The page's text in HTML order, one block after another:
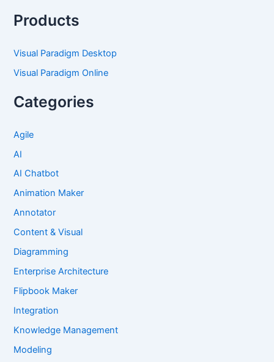
Products
Visual Paradigm Desktop
Visual Paradigm Online
Categories
Agile
AI
AI Chatbot
Animation Maker
Annotator
Content & Visual
Diagramming
Enterprise Architecture
Flipbook Maker
Integration
Knowledge Management
Modeling